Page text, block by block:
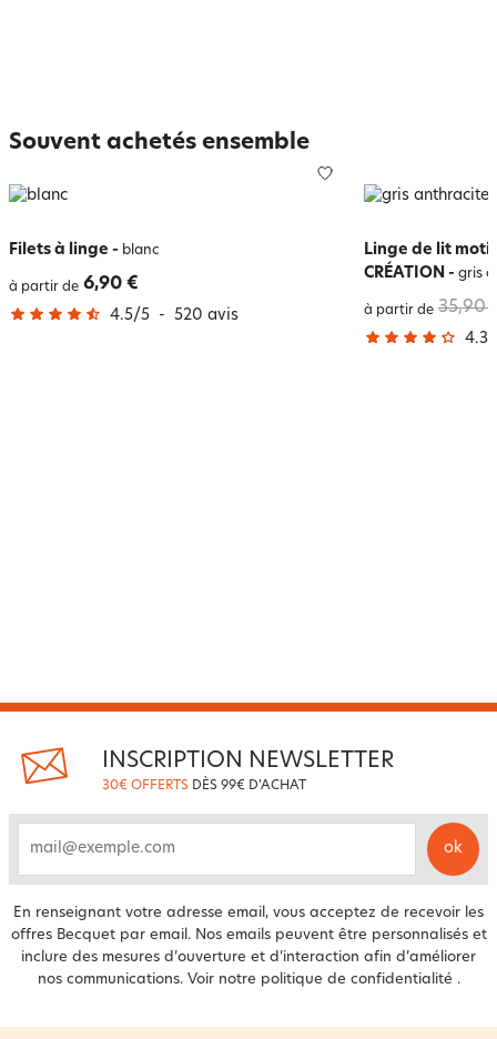
Souvent achetés ensemble
Filets à linge - blanc
à partir de 6,90 €
4.5/5 - 520 avis
Linge de lit motif
CRÉATION - gris
à partir de 35,90
4.3
INSCRIPTION NEWSLETTER
30€ OFFERTS DÈS 99€ D'ACHAT
ok
En renseignant votre adresse email, vous acceptez de recevoir les
offres Becquet par email. Nos emails peuvent être personnalisés et
inclure des mesures d’ouverture et d’interaction afin d’améliorer
nos communications. Voir notre politique de confidentialité .